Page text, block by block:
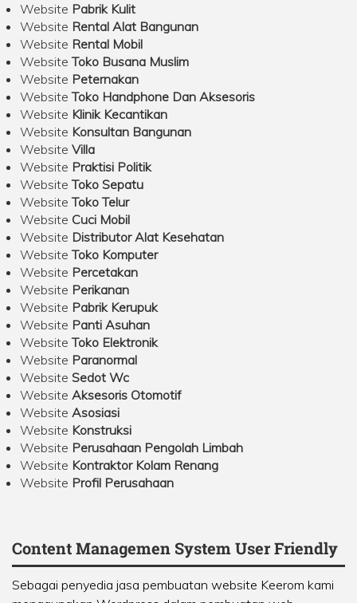
Website Pabrik Kulit
Website Rental Alat Bangunan
Website Rental Mobil
WebsiteToko Busana Muslim
Website Peternakan
WebsiteToko Handphone Dan Aksesoris
Website Klinik Kecantikan
Website Konsultan Bangunan
Website Villa
Website Praktisi Politik
WebsiteToko Sepatu
WebsiteToko Telur
Website Cuci Mobil
Website Distributor Alat Kesehatan
WebsiteToko Komputer
Website Percetakan
Website Perikanan
Website Pabrik Kerupuk
Website Panti Asuhan
WebsiteToko Elektronik
Website Paranormal
Website Sedot Wc
Website Aksesoris Otomotif
Website Asosiasi
Website Konstruksi
Website Perusahaan Pengolah Limbah
Website Kontraktor Kolam Renang
Website Profil Perusahaan
Content Managemen System User Friendly
Sebagai penyedia jasa pembuatan website Keerom kami